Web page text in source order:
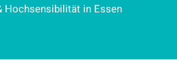
Hochsensibilität in Essen